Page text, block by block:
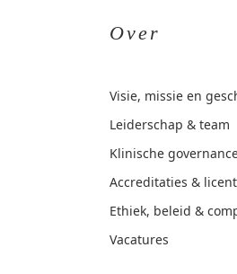
Over
Visie, missie en
Leiderschap & team
Klinische
Accreditaties &
Ethiek, beleid &
Vacatures